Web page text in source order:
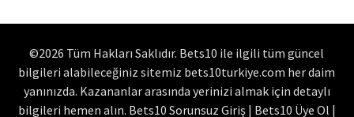
©2026 Tüm Hakları Saklıdır. Bets10 ile ilgili tüm güncel
bilgileri alabileceğiniz sitemiz bets10turkiye.com her daim
yanınızda. Kazananlar arasında yerinizi almak için detaylı